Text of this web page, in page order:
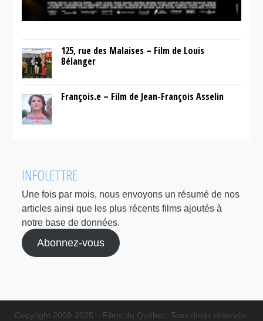
125, rue des Malaises – Film de Louis
Bélanger
François.e – Film de Jean-François Asselin
INFOLETTRE
Une fois par mois, nous envoyons un résumé de nos
articles ainsi que les plus récents films ajoutés à
notre base de données.
Abonnez-vous
Copyright 2008-2025 – Films du Québec. Tous droits réservés.